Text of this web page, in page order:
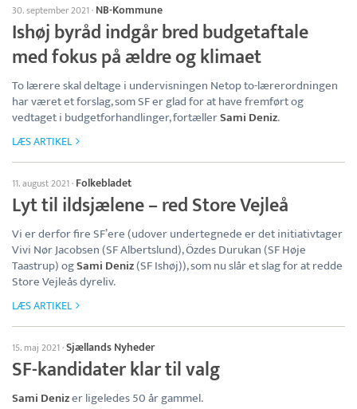
30. september 2021· NB-Kommune
Ishøj byråd indgår bred budgetaftale
med fokus på ældre og klimaet
To lærere skal deltage i undervisningen Netop to-lærerordningen
har været et forslag, som SF er glad for at have fremført og
vedtaget i budgetforhandlinger, fortællerSami Deniz.
LÆS ARTIKEL
11. august 2021· Folkebladet
Lyt til ildsjælene – red Store Vejleå
Vi er derfor fire SF’ere (udover undertegnede er det initiativtager
Vivi Nør Jacobsen (SF Albertslund), Özdes Durukan (SF Høje
Taastrup) ogSami Deniz(SF Ishøj)), som nu slår et slag for at redde
Store Vejleås dyreliv.
LÆS ARTIKEL
15. maj 2021·Sjællands Nyheder
SF-kandidater klar til valg
Sami Denizer ligeledes 50 år gammel.